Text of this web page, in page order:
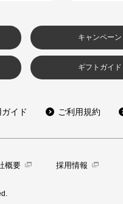
キャンペーン
ギフトガイド
イド ご利用規約
概要 採用情報